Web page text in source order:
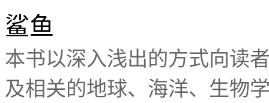
鲨鱼
本书以深入浅出的方式向读
及相关的地球、海洋、生物